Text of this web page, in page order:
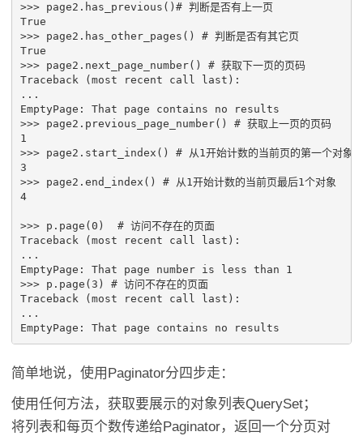
>>>
page2 . has_previous () # 判断是否有上一页
True
>>>
page2 . has_other_pages ()
# 判断是否有其它页
True
>>>
page2 . next_page_number()
# 获取下一页的页码
Traceback
( most recent call last ):
...
EmptyPage : That page contains no
results
>>>
page2 . previous_page_number()
# 获取上一页的页码
1
>>>
page2 . start_index ()
# 从1开始计数的当前页的第一个对象
3
>>>
page2 . end_index ()
# 从1开始计数的当前页最后1个对象
4
>>> p . page ( 0 )
# 访问不存在的页面
Traceback
( most recent call last ):
...
EmptyPage : That page number is less than
1
>>>
p . page ( 3 )
# 访问不存在的页面
Traceback
( most recent call last ):
...
EmptyPage : That page contains no results
简单地说，使用Paginator分四步走：
使用任何方法，获取要展示的对象列表QuerySet；
将列表和每页个数传递给Paginator，返回一个分页对